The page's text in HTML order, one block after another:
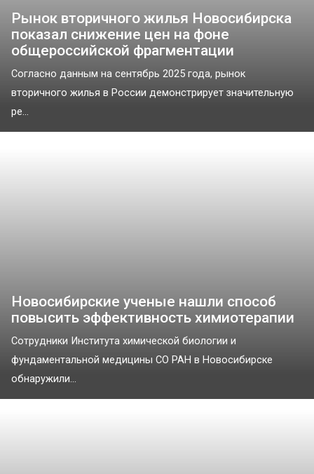
Рынок вторичного жилья Новосибирска
показал снижение цен на фоне
общероссийской фрагментации
Согласно данным на сентябрь 2025 года, рынок
вторичного жилья в России демонстрирует значительную
ре...
Новосибирские ученые нашли способ
повысить эффективность химиотерапии
Сотрудники Института химической биологии и
фундаментальной медицины СО РАН в Новосибирске
обнаружили...